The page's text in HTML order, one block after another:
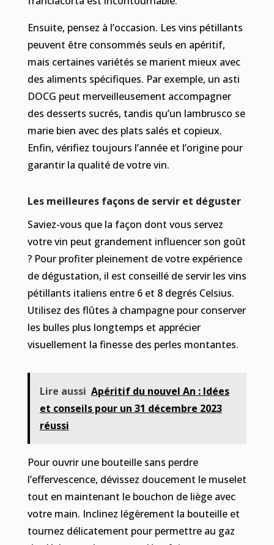
Ensuite, pensez à l’occasion. Les vins pétillants
peuvent être consommés seuls en apéritif,
mais certaines variétés se marient mieux avec
des aliments spécifiques. Par exemple, un asti
DOCG peut merveilleusement accompagner
des desserts sucrés, tandis qu’un lambrusco se
marie bien avec des plats salés et copieux.
Enfin, vérifiez toujours l’année et l’origine pour
garantir la qualité de votre vin.
Les meilleures façons de servir et déguster
Saviez-vous que la façon dont vous servez
votre vin peut grandement influencer son goût
? Pour profiter pleinement de votre expérience
de dégustation, il est conseillé de servir les vins
pétillants italiens entre 6 et 8 degrés Celsius.
Utilisez des flûtes à champagne pour conserver
les bulles plus longtemps et apprécier
visuellement la finesse des perles montantes.
Lire aussi Apéritif du nouvel An : Idées
et conseils pour un 31 décembre 2023
réussi
Pour ouvrir une bouteille sans perdre
l’effervescence, dévissez doucement le muselet
tout en maintenant le bouchon de liège avec
votre main. Inclinez légèrement la bouteille et
tournez délicatement pour permettre au gaz